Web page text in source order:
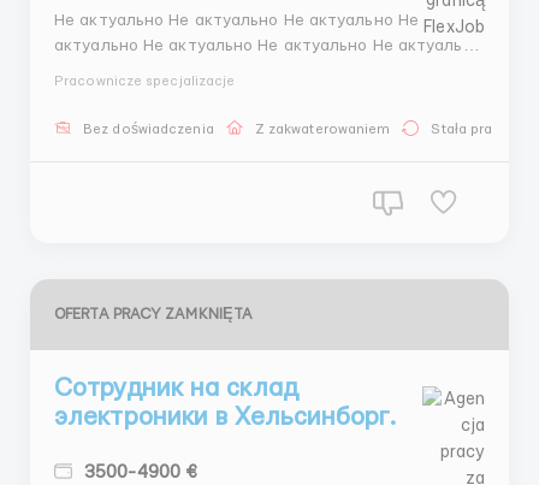
Не актуально Не актуально Не актуально Не
актуально Не актуально Не актуально Не актуально
Не актуально Не актуально Не актуально Не
Pracownicze specjalizacje
Bez doświadczenia Z zakwaterowaniem Stała praca
OFERTA PRACY ZAMKNIĘTA
Сотрудник на склад
электроники в Хельсинборг.
3500-4900 €